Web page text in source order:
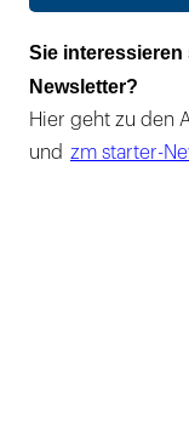
Sie
Newsletter?
Hier geht zu den
und zm starter-